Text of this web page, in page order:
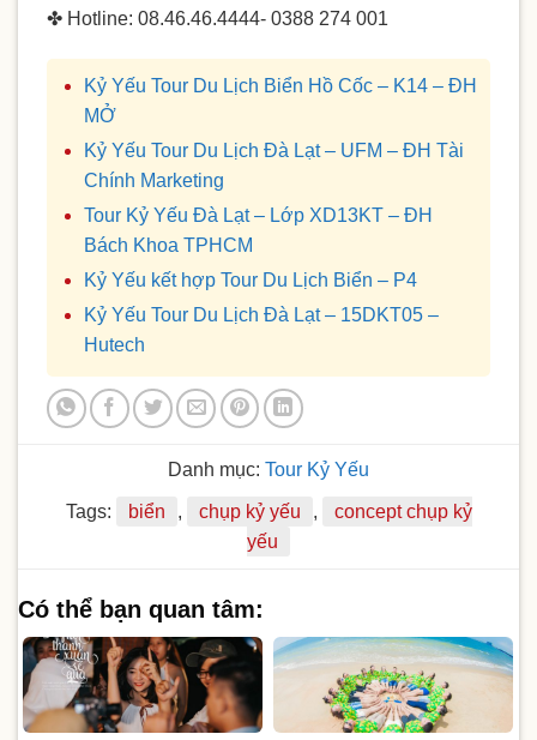
✤ Hotline: 08.46.46.4444- 0388 274 001
Kỷ Yếu Tour Du Lịch Biển Hồ Cốc – K14 – ĐH
MỞ
Kỷ Yếu Tour Du Lịch Đà Lạt – UFM – ĐH Tài
Chính Marketing
Tour Kỷ Yếu Đà Lạt – Lớp XD13KT – ĐH
Bách Khoa TPHCM
Kỷ Yếu kết hợp Tour Du Lịch Biển – P4
Kỷ Yếu Tour Du Lịch Đà Lạt – 15DKT05 –
Hutech
Danh mục: Tour Kỷ Yếu
Tags: biển , chụp kỷ yếu ,
concept chụp kỷ
yếu
Có thể bạn quan tâm: